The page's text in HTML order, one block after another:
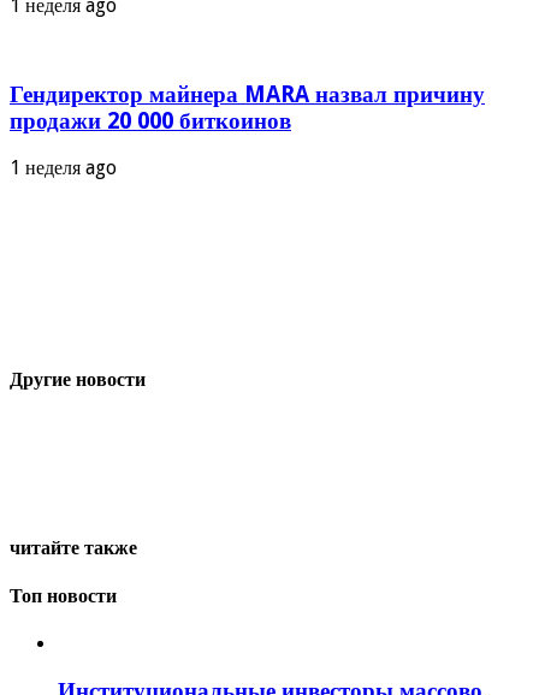
1 неделя ago
Гендиректор майнера MARA назвал причину
продажи 20 000 биткоинов
1 неделя ago
Другие новости
читайте также
Топ новости